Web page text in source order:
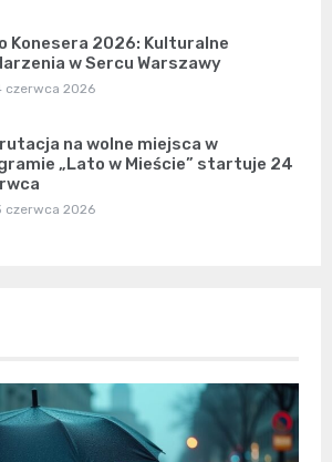
Konesera 2026: Kulturalne
w Sercu Warszawy
czerwca 2026
na wolne miejsca w
„Lato w Mieście” startuje 24
czerwca 2026